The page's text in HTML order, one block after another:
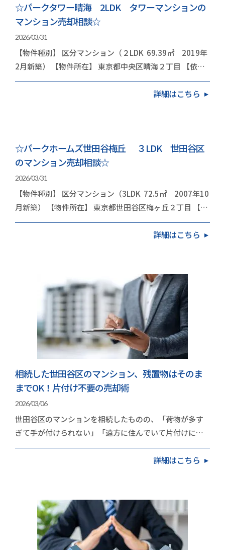
☆パークタワー晴海 2LDK タワーマンションの
マンション売却相談☆
2026/03/31
【物件種別】 区分マンション（２LDK 69.39㎡ 2019年
2月新築） 【物件所在】 東京都中央区晴海２丁目 【依頼
内容】 お住み替え（引越し） 今回は…
詳細はこちら
☆パークホームズ世田谷梅丘 ３LDK 世田谷区
のマンション売却相談☆
2026/03/31
【物件種別】 区分マンション（3LDK 72.5㎡ 2007年10
月新築） 【物件所在】 東京都世田谷区梅ヶ丘２丁目 【依
頼内容】 お住み替え（引越し） 今…
詳細はこちら
相続した世田谷区のマンション、残置物はそのま
までOK！片付け不要の売却術
2026/03/06
世田谷区のマンションを相続したものの、「荷物が多す
ぎて手が付けられない」「遠方に住んでいて片付けに行
く時間がない」と立ち止まっていませんか？実は、世…
詳細はこちら